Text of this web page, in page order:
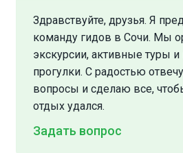
Здравствуйте, друзья. Я
команду гидов в Сочи. Мы
экскурсии, активные туры
прогулки. С радостью
вопросы и сделаю все,
отдых удался.
Задать вопрос